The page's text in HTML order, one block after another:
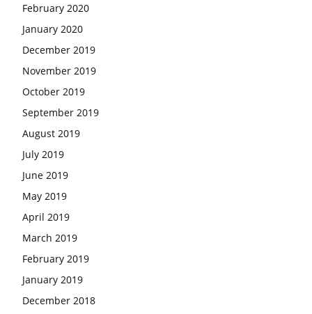
February 2020
January 2020
December 2019
November 2019
October 2019
September 2019
August 2019
July 2019
June 2019
May 2019
April 2019
March 2019
February 2019
January 2019
December 2018